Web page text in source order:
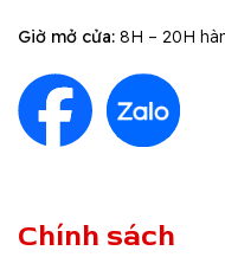
Giờ mở cửa: 8H – 20H
Chính sách